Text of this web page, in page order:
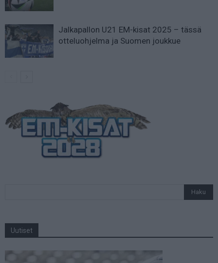
Jalkapallon U21 EM-kisat 2025 – tässä
otteluohjelma ja Suomen joukkue
Uutiset